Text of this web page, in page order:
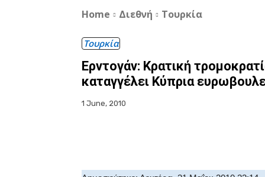
Home Διεθνή Τουρκία
Τουρκία
Ερντογάν: Κρατική
καταγγέλει Κύπρια
1 June, 2010